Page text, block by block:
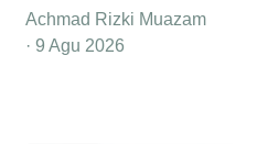
Achmad Rizki Muazam
9 Agu 2026